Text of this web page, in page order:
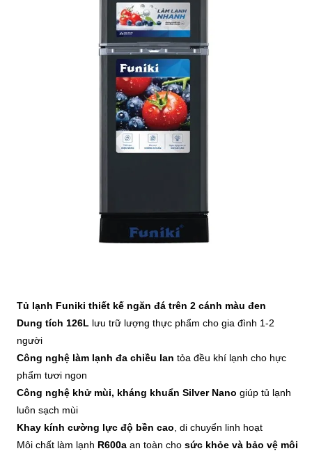
Tủ lạnh Funiki thiết kế ngăn đá trên 2 cánh màu đen
Dung tích 126L lưu trữ lượng thực phẩm cho gia đình 1-2
người
Công nghệ làm lạnh đa chiều lan tỏa đều khí lạnh cho hực
phẩm tươi ngon
Công nghệ khử mùi, kháng khuẩn Silver Nano giúp tủ lạnh
luôn sạch mùi
Khay kính cường lực độ bền cao , di chuyển linh hoạt
Môi chất làm lạnh R600a an toàn cho sức khỏe và bảo vệ môi